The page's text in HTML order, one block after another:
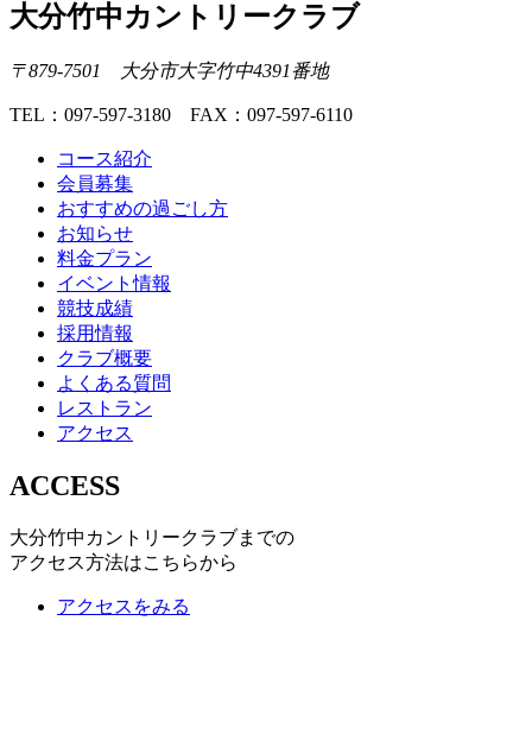
大分竹中カントリークラブ
〒879-7501 大分市大字竹中4391番地
TEL：097-597-3180 FAX：097-597-6110
コース紹介
会員募集
おすすめの過ごし方
お知らせ
料金プラン
イベント情報
競技成績
採用情報
クラブ概要
よくある質問
レストラン
アクセス
ACCESS
大分竹中カントリークラブまでの
アクセス方法はこちらから
アクセスをみる